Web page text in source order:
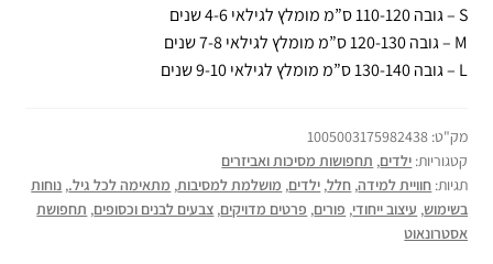
S – גובה 110-120 ס”מ מומלץ לגילאי 4-6 שנים
M – גובה 120-130 ס”מ מומלץ לגילאי 7-8 שנים
L – גובה 130-140 ס”מ מומלץ לגילאי 9-10 שנים
מק"ט: 1005003175982438
קטגוריות: ילדים, תחפושות מסיכות ואביזרים
תגיות: חוויית למידה, חלל, ילדים, מושלמת למסיבות, מתאימה לכל גיל., נוחות
בשימוש, עיצוב ייחודי, פורים, פרטים מדויקים, צבעים לבנים וכסופים, תחפושת
אסטרונאוט